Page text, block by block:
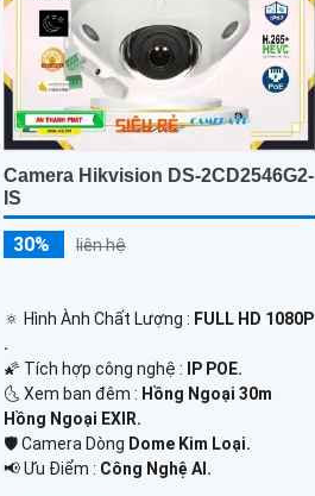
Camera Hikvision DS-2CD2546G2-
IS
30% liên hệ
🔅 Hình Ành Chất Lượng : FULL HD 1080P
.
🌠 Tích hợp công nghệ :
IP POE.
🌜 Xem ban đêm : Hồng Ngoại 30m
Hồng Ngoại EXIR.
🛡 Camera Dòng Dome Kim Loại.
️📢 Ưu Điểm : Công Nghệ AI.